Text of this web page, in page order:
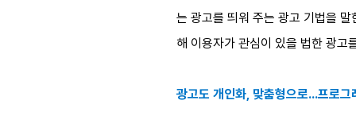
는 광고를 띄워 주는 광고 기법을
해 이용자가 관심이 있을 법한 광
광고도 개인화, 맞춤형으로…프로그